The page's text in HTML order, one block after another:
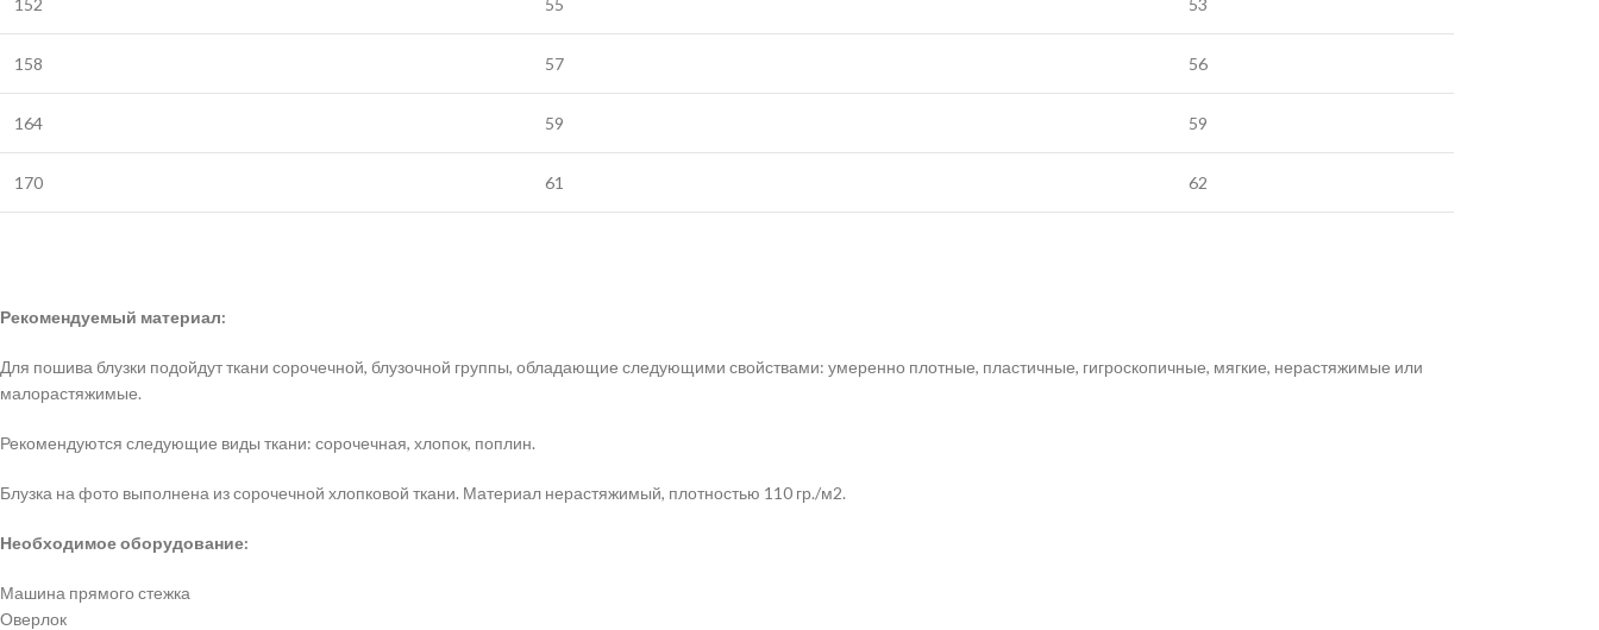
152 55 53
158 57 56
164 59 59
170 61 62
Рекомендуемый материал:
Для пошива блузки подойдут ткани сорочечной, блузочной группы, обладающие следующими свойствами: умеренно плотные, пластичные, гигроскопичные, мягкие, нерастяжимые или
малорастяжимые.
Рекомендуются следующие виды ткани: сорочечная, хлопок, поплин.
Блузка на фото выполнена из сорочечной хлопковой ткани. Материал нерастяжимый, плотностью 110 гр./м2.
Необходимое оборудование:
Машина прямого стежка
Оверлок